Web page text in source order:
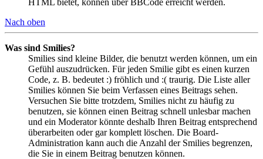
Nach oben
Was sind Smilies?
Smilies sind kleine Bilder, die benutzt werden können, um ein
Gefühl auszudrücken. Für jeden Smilie gibt es einen kurzen
Code, z. B. bedeutet :) fröhlich und :( traurig. Die Liste aller
Smilies können Sie beim Verfassen eines Beitrags sehen.
Versuchen Sie bitte trotzdem, Smilies nicht zu häufig zu
benutzen, sie können einen Beitrag schnell unlesbar machen
und ein Moderator könnte deshalb Ihren Beitrag entsprechend
überarbeiten oder gar komplett löschen. Die Board-
Administration kann auch die Anzahl der Smilies begrenzen,
die Sie in einem Beitrag benutzen können.